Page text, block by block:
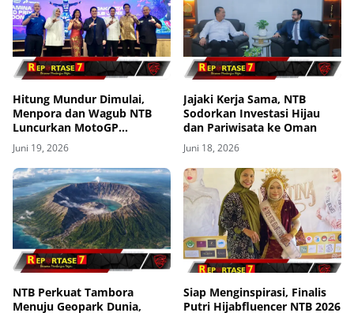
Hitung Mundur Dimulai,
Menpora dan Wagub NTB
Luncurkan MotoGP
Mandalika 2026
Juni 19, 2026
Jajaki Kerja Sama, NTB
Sodorkan Investasi Hijau
dan Pariwisata ke Oman
Juni 18, 2026
NTB Perkuat Tambora
Menuju Geopark Dunia,
Siap Menginspirasi, Finalis
Putri Hijabfluencer NTB 2026